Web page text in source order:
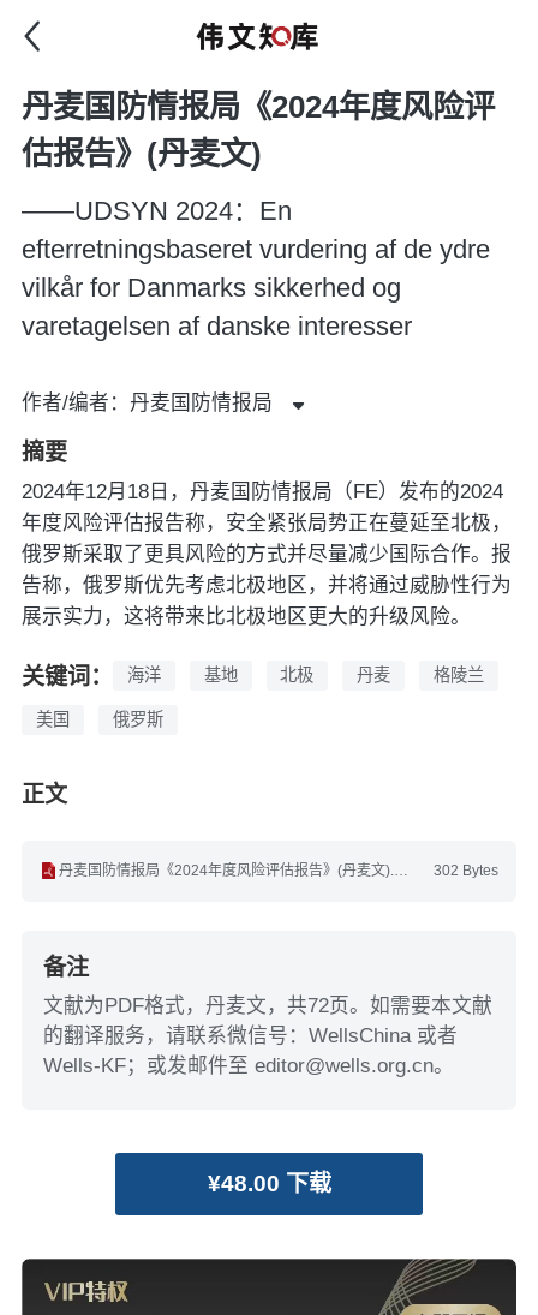
丹麦国防情报局《2024年度风险评
估报告》(丹麦文)
——UDSYN 2024：En
efterretningsbaseret vurdering af de ydre
vilkår for Danmarks sikkerhed og
varetagelsen af danske interesser
作者/编者：丹麦国防情报局
摘要
2024年12月18日，丹麦国防情报局（FE）发布的2024
年度风险评估报告称，安全紧张局势正在蔓延至北极，
俄罗斯采取了更具风险的方式并尽量减少国际合作。报
告称，俄罗斯优先考虑北极地区，并将通过威胁性行为
展示实力，这将带来比北极地区更大的升级风险。
关键词： 海洋 基地 北极 丹麦 格陵兰
美国 俄罗斯
正文
302 Bytes
丹麦国防情报局《2024年度风险评估报告》(丹麦文).pdf
备注
文献为PDF格式，丹麦文，共72页。如需要本文献
的翻译服务，请联系微信号：WellsChina 或者
Wells-KF；或发邮件至 editor@wells.org.cn。
¥48.00 下载